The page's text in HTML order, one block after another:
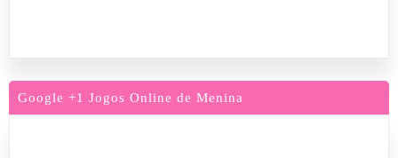
Google +1 Jogos Online de Menina